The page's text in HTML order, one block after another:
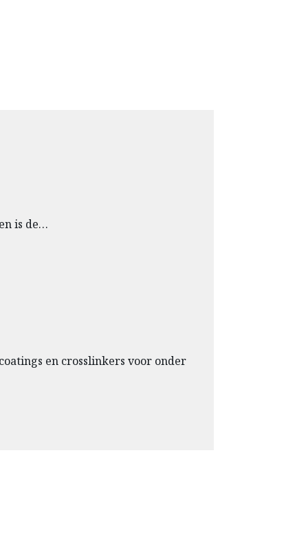
is de…
en crosslinkers voor onder